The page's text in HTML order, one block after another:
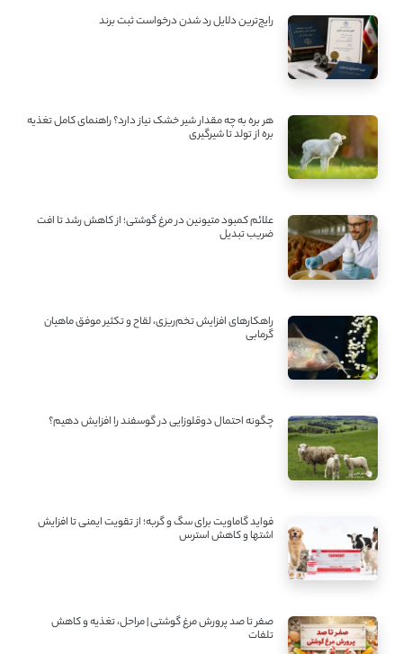
رایج‌ترین دلایل رد شدن درخواست ثبت برند
هر بره به چه مقدار شیر خشک نیاز دارد؟ راهنمای کامل تغذیه
بره از تولد تا شیرگیری
علائم کمبود متیونین در مرغ گوشتی؛ از کاهش رشد تا افت
ضریب تبدیل
راهکارهای افزایش تخم‌ریزی، لقاح و تکثیر موفق ماهیان
گرمابی
چگونه احتمال دوقلوزایی در گوسفند را افزایش دهیم؟
فواید گاماویت برای سگ و گربه؛ از تقویت ایمنی تا افزایش
اشتها و کاهش استرس
صفر تا صد پرورش مرغ گوشتی | مراحل، تغذیه و کاهش
تلفات